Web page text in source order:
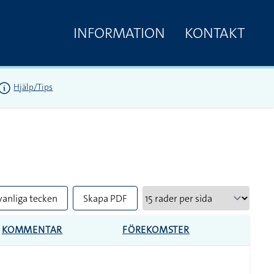
INFORMATION KONTAKT
Hjälp/Tips
tecken Skapa PDF
KOMMENTAR FÖREKOMSTER